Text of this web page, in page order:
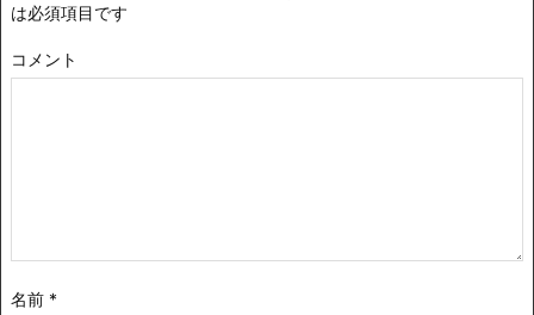
は必須項目です
コメント
名前 *